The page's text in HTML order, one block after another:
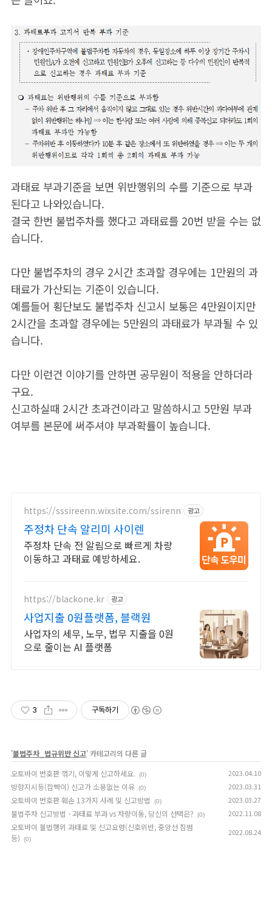
과태료 부과기준을 보면 위반행위의 수를 기준으로 부과
된다고 나와있습니다.
결국 한번 불법주차를 했다고 과태료를 20번 받을 수는 없
습니다.
다만 불법주차의 경우 2시간 초과할 경우에는 1만원의 과
태료가 가산되는 기준이 있습니다.
예를들어 횡단보도 불법주차 신고시 보통은 4만원이지만
2시간을 초과할 경우에는 5만원의 과태료가 부과될 수 있
습니다.
다만 이런건 이야기를 안하면 공무원이 적용을 안하더라
구요.
신고하실때 2시간 초과건이라고 말씀하시고 5만원 부과
여부를 본문에 써주셔야 부과확률이 높습니다.
https://sssireenn.wixsite.com/ssirenn 광고
주정차 단속 알리미 사이렌
주정차 단속 전 알림으로 빠르게 차량
이동하고 과태료 예방하세요.
https://blackone.kr 광고
사업지출 0원플랫폼, 블랙원
사업자의 세무, 노무, 법무 지출을 0원
으로 줄이는 AI 플랫폼
3 구독하기
'불법주차_법규위반 신고' 카테고리의 다른 글
오토바이 번호판 꺾기, 이렇게 신고하세요.
(0) 2023.04.10
방향지시등(깜빡이) 신고가 소용없는 이유 (0) 2023.03.31
오토바이 번호판 훼손 13가지 사례 및 신고방법 (0) 2023.03.27
불법주차 신고방법 - 과태료 부과 vs 차량이동, 당신의 선택은? (0) 2022.11.08
오토바이 불법행위 과태료 및 신고요령(신호위반, 중앙선 침범
등)
(0)
2022.08.24